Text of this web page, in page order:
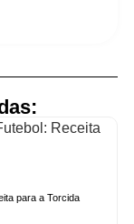
para a Torcida